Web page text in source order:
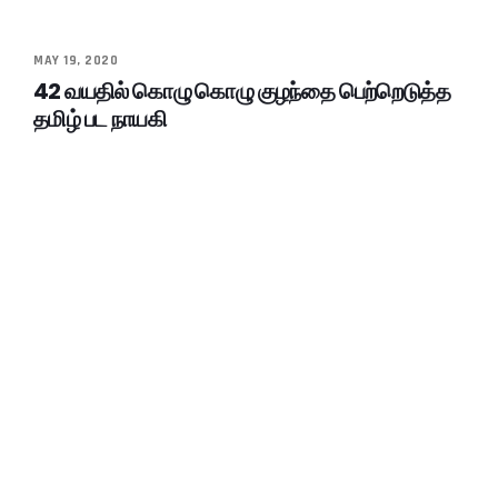
MAY 19, 2020
42 வயதில் கொழு கொழு குழந்தை பெற்றெடுத்த
தமிழ் பட நாயகி